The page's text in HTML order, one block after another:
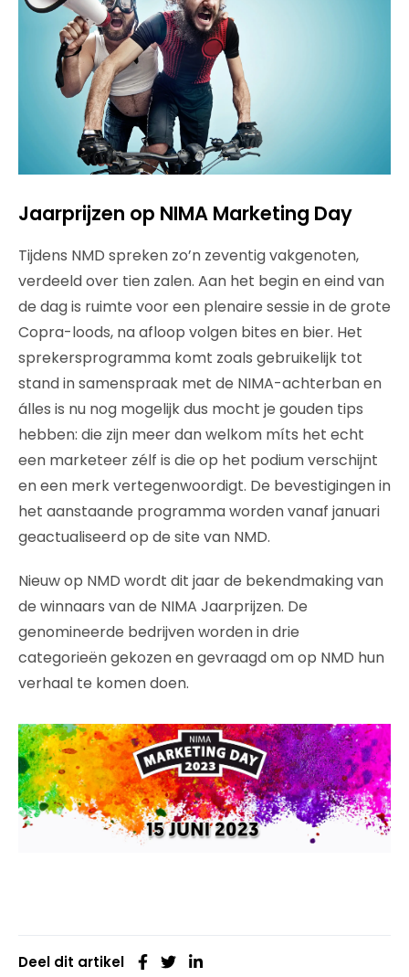
Jaarprijzen op NIMA Marketing Day
Tijdens NMD spreken zo’n zeventig vakgenoten,
verdeeld over tien zalen. Aan het begin en eind van
de dag is ruimte voor een plenaire sessie in de grote
Copra-loods, na afloop volgen bites en bier. Het
sprekersprogramma komt zoals gebruikelijk tot
stand in samenspraak met de NIMA-achterban en
álles is nu nog mogelijk dus mocht je gouden tips
hebben: die zijn meer dan welkom míts het echt
een marketeer zélf is die op het podium verschijnt
en een merk vertegenwoordigt. De bevestigingen in
het aanstaande programma worden vanaf januari
geactualiseerd op de site van NMD.
Nieuw op NMD wordt dit jaar de bekendmaking van
de winnaars van de NIMA Jaarprijzen. De
genomineerde bedrijven worden in drie
categorieën gekozen en gevraagd om op NMD hun
verhaal te komen doen.
Deel dit artikel